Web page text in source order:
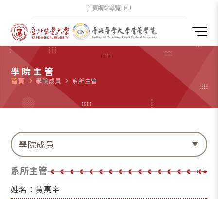
首頁網站導覽TMU
學院主管
首頁 navigate_next 學院成員 navigate_next 系所主管
學院成員
系所主管
姓名：黃惠宇